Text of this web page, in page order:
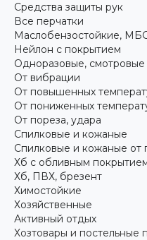
Средства защиты рук
Все перчатки
Маслобензостойкие,
Нейлон с покрытием
Одноразовые, смотровые
От вибрации
От повышенных
От пониженных
От пореза, удара
Спилковые и кожаные
Спилковые и кожаные от
Хб с обливным
Хб, ПВХ, брезент
Химостойкие
Хозяйственные
Активный отдых
Хозтовары и постельные